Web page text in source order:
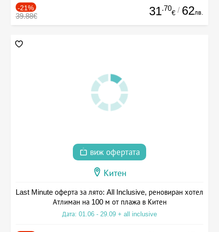
-21%
39.88€ 31.70
€ / 62лв.
виж офертата
Китен
Last Minute оферта за лято: All Inclusive, реновиран хотел
Атлиман на 100 м от плажа в Китен
Дата: 01.06 - 29.09 + all inclusive